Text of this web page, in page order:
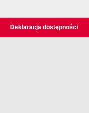
Deklaracja dostępności